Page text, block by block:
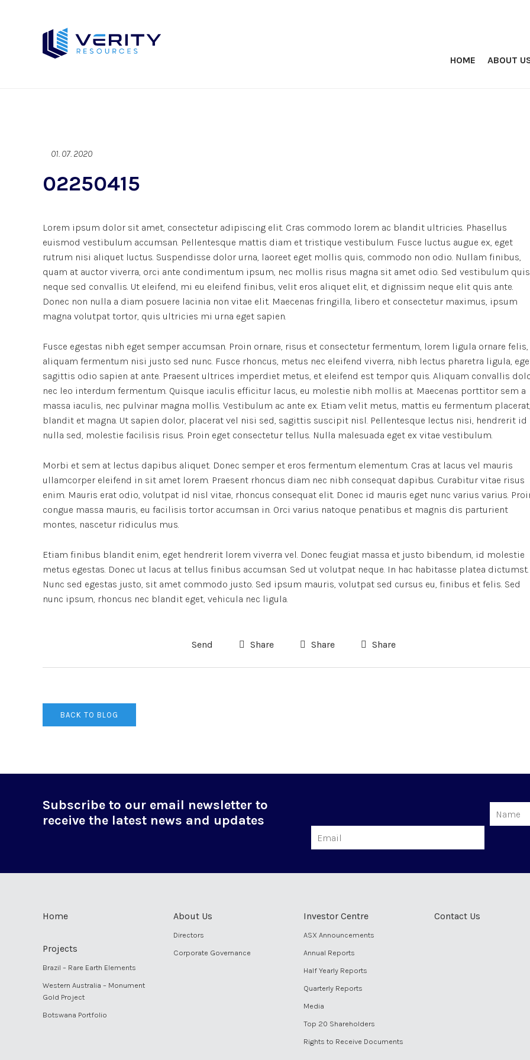
HOME ABOUT
01. 07. 2020
02250415
Lorem ipsum dolor sit amet, consectetur adipiscing elit. Cras commodo lorem ac blandit ultricies. Phasellus
euismod vestibulum accumsan. Pellentesque mattis diam et tristique vestibulum. Fusce luctus augue ex, eget
rutrum nisi aliquet luctus. Suspendisse dolor urna, laoreet eget mollis quis, commodo non odio. Nullam finibus,
quam at auctor viverra, orci ante condimentum ipsum, nec mollis risus magna sit amet odio. Sed vestibulum quis
neque sed convallis. Ut eleifend, mi eu eleifend finibus, velit eros aliquet elit, et dignissim neque elit quis ante.
Donec non nulla a diam posuere lacinia non vitae elit. Maecenas fringilla, libero et consectetur maximus, ipsum
magna volutpat tortor, quis ultricies mi urna eget sapien.
Fusce egestas nibh eget semper accumsan. Proin ornare, risus et consectetur fermentum, lorem ligula ornare felis,
aliquam fermentum nisi justo sed nunc. Fusce rhoncus, metus nec eleifend viverra, nibh lectus pharetra ligula,
sagittis odio sapien at ante. Praesent ultrices imperdiet metus, et eleifend est tempor quis. Aliquam convallis
nec leo interdum fermentum. Quisque iaculis efficitur lacus, eu molestie nibh mollis at. Maecenas porttitor sem a
massa iaculis, nec pulvinar magna mollis. Vestibulum ac ante ex. Etiam velit metus, mattis eu fermentum placerat,
blandit et magna. Ut sapien dolor, placerat vel nisi sed, sagittis suscipit nisl. Pellentesque lectus nisi, hendrerit id
nulla sed, molestie facilisis risus. Proin eget consectetur tellus. Nulla malesuada eget ex vitae vestibulum.
Morbi et sem at lectus dapibus aliquet. Donec semper et eros fermentum elementum. Cras at lacus vel mauris
ullamcorper eleifend in sit amet lorem. Praesent rhoncus diam nec nibh consequat dapibus. Curabitur vitae risus
enim. Mauris erat odio, volutpat id nisl vitae, rhoncus consequat elit. Donec id mauris eget nunc varius varius.
congue massa mauris, eu facilisis tortor accumsan in. Orci varius natoque penatibus et magnis dis parturient
montes, nascetur ridiculus mus.
Etiam finibus blandit enim, eget hendrerit lorem viverra vel. Donec feugiat massa et justo bibendum, id molestie
metus egestas. Donec ut lacus at tellus finibus accumsan. Sed ut volutpat neque. In hac habitasse platea dictumst.
Nunc sed egestas justo, sit amet commodo justo. Sed ipsum mauris, volutpat sed cursus eu, finibus et felis. Sed
nunc ipsum, rhoncus nec blandit eget, vehicula nec ligula.
Send Share Share Share
BACK TO BLOG
Subscribe to our email newsletter to
receive the latest news and updates
Home
Projects
Brazil – Rare Earth Elements
Western Australia – Monument
Gold Project
Botswana Portfolio
About Us
Directors
Corporate Governance
Investor Centre
ASX Announcements
Annual Reports
Half Yearly Reports
Quarterly Reports
Media
Top 20 Shareholders
Rights to Receive Documents
Contact Us